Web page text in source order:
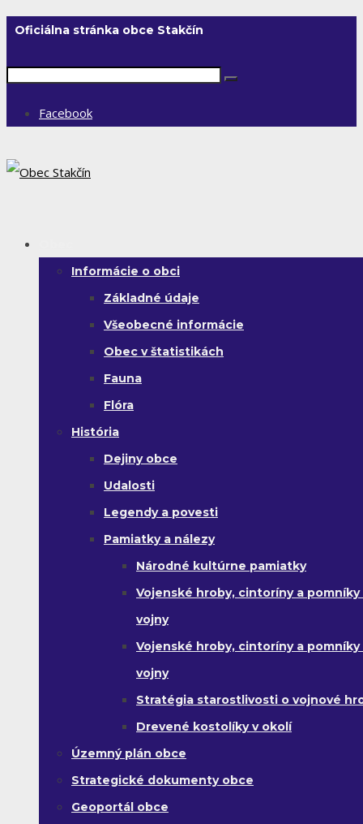
Oficiálna stránka obce Stakčín
Facebook
Informácie o obci
Základné údaje
Všeobecné informácie
Obec v štatistikách
Fauna
Flóra
História
Dejiny obce
Udalosti
Legendy a povesti
Pamiatky a nálezy
Národné kultúrne pamiatky
Vojenské hroby, cintoríny a pomníky
vojny
Vojenské hroby, cintoríny a pomníky
vojny
Stratégia starostlivosti o vojnové
Drevené kostolíky v okolí
Územný plán obce
Strategické dokumenty obce
Geoportál obce